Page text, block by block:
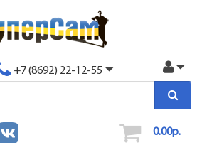
+7 (8692) 22-12-55
0.00р.